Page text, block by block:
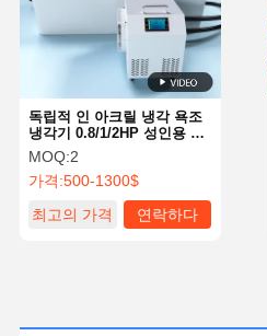
품질 관리 연락처
방음장치가 되는 사무실 포드
야외 오피스 팟
스팀 사우나실
독립적 인 아크릴 냉각 욕조
냉각기 0.8/1/2HP 성인용 UV
살균
MOQ:2
가격:500-1300$
최고의 가격
연락하다